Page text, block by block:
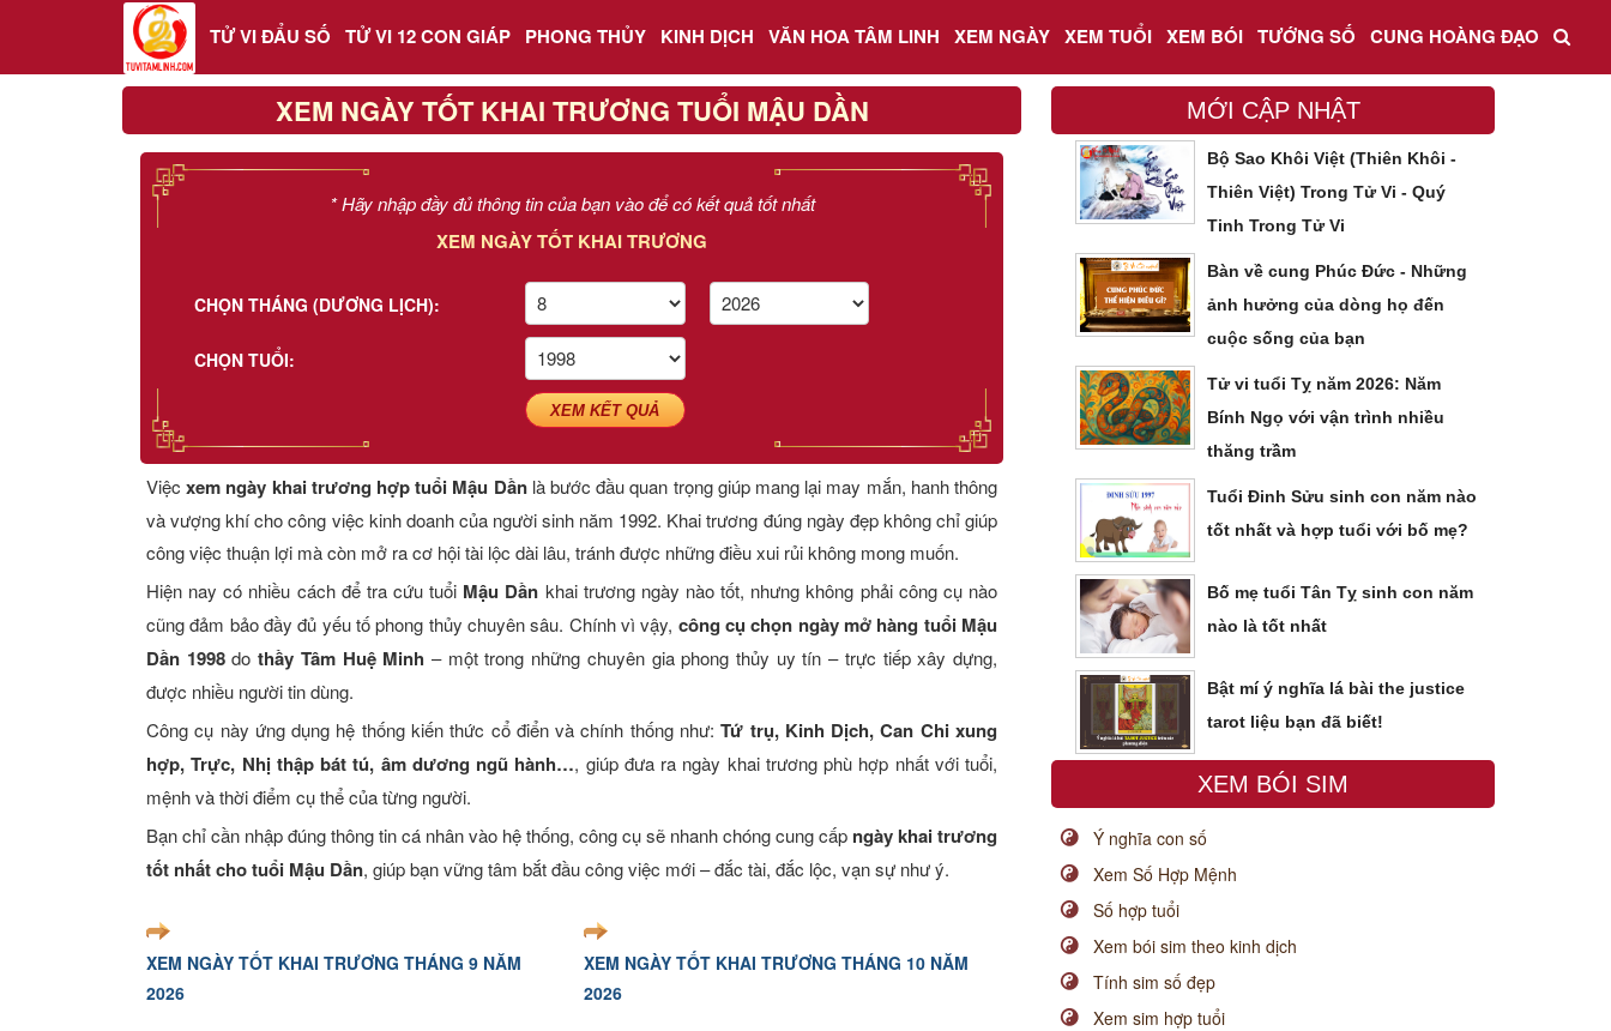
TỬ VI ĐẨU SỐ TỬ VI 12 CON GIÁP PHONG THỦY KINH DỊCH VĂN HOA TÂM LINH XEM NGÀY XEM TUỔI XEM BÓI TƯỚNG SỐ CUNG HOÀNG ĐẠO
Văn Hoa Tâm linh
Cung hoàng đạo
XEM NGÀY TỐT KHAI TRƯƠNG TUỔI MẬU DẦN
* Hãy nhập đầy đủ thông tin của bạn vào để có kết quả tốt nhất
XEM NGÀY TỐT KHAI TRƯƠNG
CHỌN THÁNG (DƯƠNG LỊCH):
CHỌN TUỔI:
XEM KẾT QUẢ
Việcxem ngày khai trương hợp tuổi Mậu Dầnlà bước đầu quan trọng giúp mang lại may mắn, hanh thông
và vượng khí cho công việc kinh doanh của người sinh năm 1992. Khai trương đúng ngày đẹp không chỉ giúp
công việc thuận lợi mà còn mở ra cơ hội tài lộc dài lâu, tránh được những điều xui rủi không mong muốn.
Hiện nay có nhiều cách để tra cứu tuổi Mậu Dần khai trương ngày nào tốt, nhưng không phải công cụ nào
cũng đảm bảo đầy đủ yếu tố phong thủy chuyên sâu. Chính vì vậy, công cụ chọn ngày mở hàng tuổi Mậu
Dần 1998dothầy Tâm Huệ Minh – một trong những chuyên gia phong thủy uy tín – trực tiếp xây dựng,
được nhiều người tin dùng.
Công cụ này ứng dụng hệ thống kiến thức cổ điển và chính thống như:Tứ trụ, Kinh Dịch, Can Chi xung
hợp, Trực, Nhị thập bát tú, âm dương ngũ hành…, giúp đưa ra ngày khai trương phù hợp nhất với tuổi,
mệnh và thời điểm cụ thể của từng người.
Bạn chỉ cần nhập đúng thông tin cá nhân vào hệ thống, công cụ sẽ nhanh chóng cung cấp ngày khai trương
tốt nhất cho tuổi Mậu Dần, giúp bạn vững tâm bắt đầu công việc mới – đắc tài, đắc lộc, vạn sự như ý.
XEM NGÀY TỐT KHAI TRƯƠNG THÁNG 9 NĂM
2026
XEM NGÀY TỐT KHAI TRƯƠNG THÁNG 10 NĂM
2026
MỚI CẬP NHẬT
Bộ Sao Khôi Việt (Thiên Khôi -
Thiên Việt) Trong Tử Vi - Quý
Tinh Trong Tử Vi
Bàn về cung Phúc Đức - Những
ảnh hưởng của dòng họ đến
cuộc sống của bạn
Tử vi tuổi Tỵ năm 2026: Năm
Bính Ngọ với vận trình nhiều
thăng trầm
Tuổi Đinh Sửu sinh con năm nào
tốt nhất và hợp tuổi với bố mẹ?
Bố mẹ tuổi Tân Tỵ sinh con năm
nào là tốt nhất
Bật mí ý nghĩa lá bài the justice
tarot liệu bạn đã biết!
XEM BÓI SIM
Ý nghĩa con số
Xem Số Hợp Mệnh
Số hợp tuổi
Xem bói sim theo kinh dịch
Tính sim số đẹp
Xem sim hợp tuổi